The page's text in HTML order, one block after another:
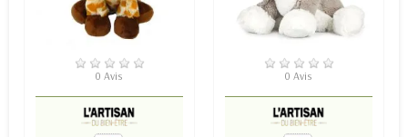
RUPTURE DE STOCK
0 Avis
RUPTURE DE STOCK
0 Avis